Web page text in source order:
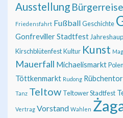
Ausstellung Bürgerreise
Friedensfahrt FußballGeschichte
Gonfreviller Stadtfest
KirschblütenfestKultur Kunst
Mauerfall MichaelismarktPolen
Töttkenmarkt Rudong
Tanz Teltow Teltower Stadtfest
Vertrag Vorstand Wahlen